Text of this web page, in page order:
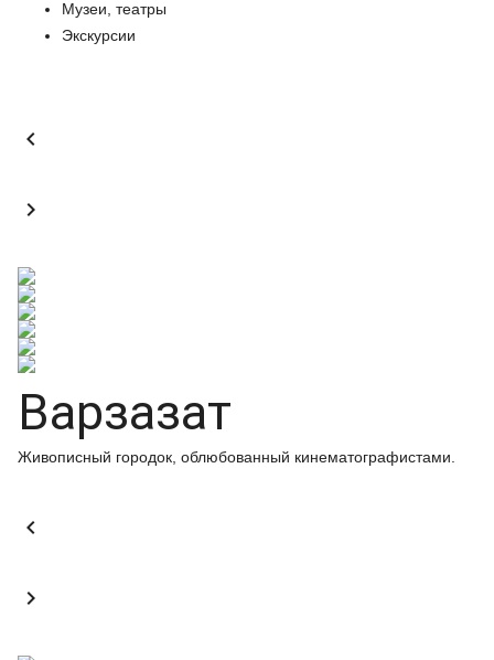
Музеи, театры
Экскурсии


Варзазат
Живописный городок, облюбованный кинематографистами.

